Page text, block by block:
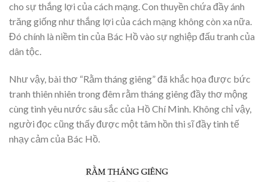
cho sự thắng lợi của cách mạng. Con thuyền chứa đầy ánh
trăng giống như thắng lợi của cách mạng không còn xa nữa.
Đó chính là niềm tin của Bác Hồ vào sự nghiệp đấu tranh của
dân tộc.
Như vậy, bài thơ “Rằm tháng giêng” đã khắc họa được bức
tranh thiên nhiên trong đêm rằm tháng giêng đầy thơ mộng
cùng tình yêu nước sâu sắc của Hồ Chí Minh. Không chỉ vậy,
người đọc cũng thấy được một tâm hồn thi sĩ đầy tinh tế
nhạy cảm của Bác Hồ.